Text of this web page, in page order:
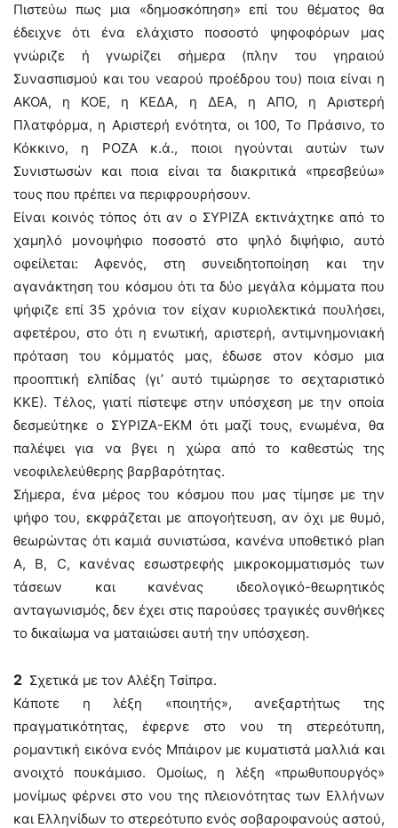
Πιστεύω πως μια «δημοσκόπηση» επί του θέματος θα
έδειχνε ότι ένα ελάχιστο ποσοστό ψηφοφόρων μας
γνώριζε ή γνωρίζει σήμερα (πλην του γηραιού
Συνασπισμού και του νεαρού προέδρου του) ποια είναι η
ΑΚΟΑ, η ΚΟΕ, η ΚΕΔΑ, η ΔΕΑ, η ΑΠΟ, η Αριστερή
Πλατφόρμα, η Αριστερή ενότητα, οι 100, Το Πράσινο, το
Κόκκινο, η ΡΟΖΑ κ.ά., ποιοι ηγούνται αυτών των
Συνιστωσών και ποια είναι τα διακριτικά «πρεσβεύω»
τους που πρέπει να περιφρουρήσουν.
Είναι κοινός τόπος ότι αν ο ΣΥΡΙΖΑ εκτινάχτηκε από το
χαμηλό μονοψήφιο ποσοστό στο ψηλό διψήφιο, αυτό
οφείλεται: Αφενός, στη συνειδητοποίηση και την
αγανάκτηση του κόσμου ότι τα δύο μεγάλα κόμματα που
ψήφιζε επί 35 χρόνια τον είχαν κυριολεκτικά πουλήσει,
αφετέρου, στο ότι η ενωτική, αριστερή, αντιμνημονιακή
πρόταση του κόμματός μας, έδωσε στον κόσμο μια
προοπτική ελπίδας (γι’ αυτό τιμώρησε το σεχταριστικό
ΚΚΕ). Τέλος, γιατί πίστεψε στην υπόσχεση με την οποία
δεσμεύτηκε ο ΣΥΡΙΖΑ-ΕΚΜ ότι μαζί τους, ενωμένα, θα
παλέψει για να βγει η χώρα από το καθεστώς της
νεοφιλελεύθερης βαρβαρότητας.
Σήμερα, ένα μέρος του κόσμου που μας τίμησε με την
ψήφο του, εκφράζεται με απογοήτευση, αν όχι με θυμό,
θεωρώντας ότι καμιά συνιστώσα, κανένα υποθετικό plan
Α, Β, C, κανένας εσωστρεφής μικροκομματισμός των
τάσεων και κανένας ιδεολογικό-θεωρητικός
ανταγωνισμός, δεν έχει στις παρούσες τραγικές συνθήκες
το δικαίωμα να ματαιώσει αυτή την υπόσχεση.
2 Σχετικά με τον Αλέξη Τσίπρα.
Κάποτε η λέξη «ποιητής», ανεξαρτήτως της
πραγματικότητας, έφερνε στο νου τη στερεότυπη,
ρομαντική εικόνα ενός Μπάιρον με κυματιστά μαλλιά και
ανοιχτό πουκάμισο. Ομοίως, η λέξη «πρωθυπουργός»
μονίμως φέρνει στο νου της πλειονότητας των Ελλήνων
και Ελληνίδων το στερεότυπο ενός σοβαροφανούς αστού,